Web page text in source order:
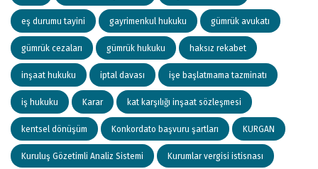
eş durumu tayini gayrimenkul hukuku gümrük avukatı
gümrük cezaları gümrük hukuku haksız rekabet
inşaat hukuku iptal davası işe başlatmama tazminatı
iş hukuku Karar kat karşılığı inşaat sözleşmesi
kentsel dönüşüm Konkordato başvuru şartları KURGAN
Kuruluş Gözetimli Analiz Sistemi Kurumlar vergisi istisnası